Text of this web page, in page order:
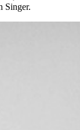
Singer.